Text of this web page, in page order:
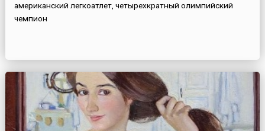
американский легкоатлет, четырехкратный олимпийский
чемпион